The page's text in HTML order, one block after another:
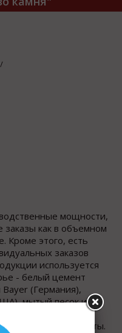
мощности,
как в объемном
Кроме этого, есть
заказов
используется
- белый цемент
(Германия),
мытый песок и
имеет
сертификаты.